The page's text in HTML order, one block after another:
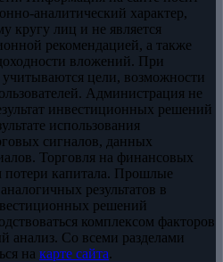
аналитический характер,
кругу лиц и не является
рекомендацией, а также
вложений. При
учитываются цели, возможности
Администрация не
инвестиционных решений
использования
сигналов, данных
Торговля на финансовых
потери капитала. Прошлые
результатов в
решений
комплексом факторов
анализ. Со всеми разделами
на карте сайта.